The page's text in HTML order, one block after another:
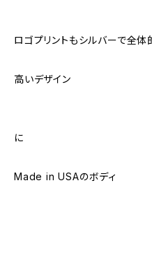
ロゴプリントもシルバーで全
高いデザイン
に
Made in USAのボディ